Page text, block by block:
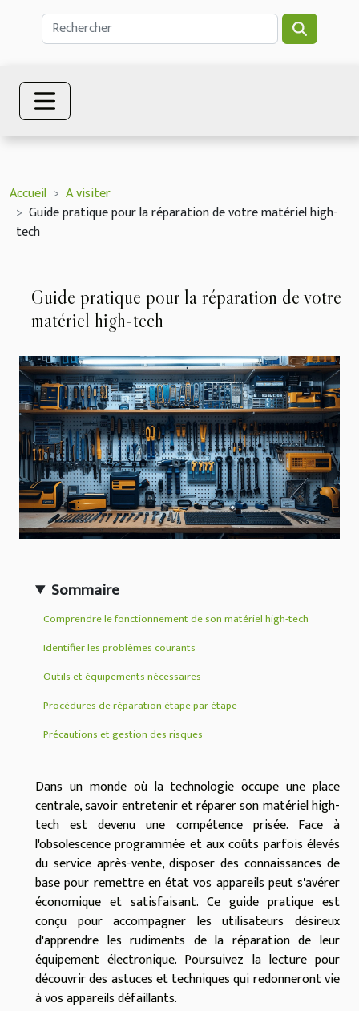
Accueil
A visiter
Guide pratique pour la réparation de votre matériel high-
tech
Guide pratique pour la réparation de votre
matériel high-tech
Sommaire
Comprendre le fonctionnement de son matériel high-tech
Identifier les problèmes courants
Outils et équipements nécessaires
Procédures de réparation étape par étape
Précautions et gestion des risques
Dans un monde où la technologie occupe une place
centrale, savoir entretenir et réparer son matériel high-
tech est devenu une compétence prisée. Face à
l'obsolescence programmée et aux coûts parfois élevés
du service après-vente, disposer des connaissances de
base pour remettre en état vos appareils peut s'avérer
économique et satisfaisant. Ce guide pratique est
conçu pour accompagner les utilisateurs désireux
d'apprendre les rudiments de la réparation de leur
équipement électronique. Poursuivez la lecture pour
découvrir des astuces et techniques qui redonneront vie
à vos appareils défaillants.